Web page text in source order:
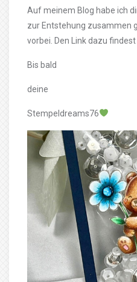
Auf meinem Blog habe ich
zur Entstehung zusammen
vorbei. Den Link dazu findest
Bis bald
deine
Stempeldreams76